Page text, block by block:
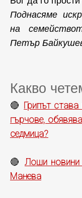
Поднасяме
на
Петър
Какво
🔴 Грипът
гърчове,
седмица?
🔴 Лоши
Манева